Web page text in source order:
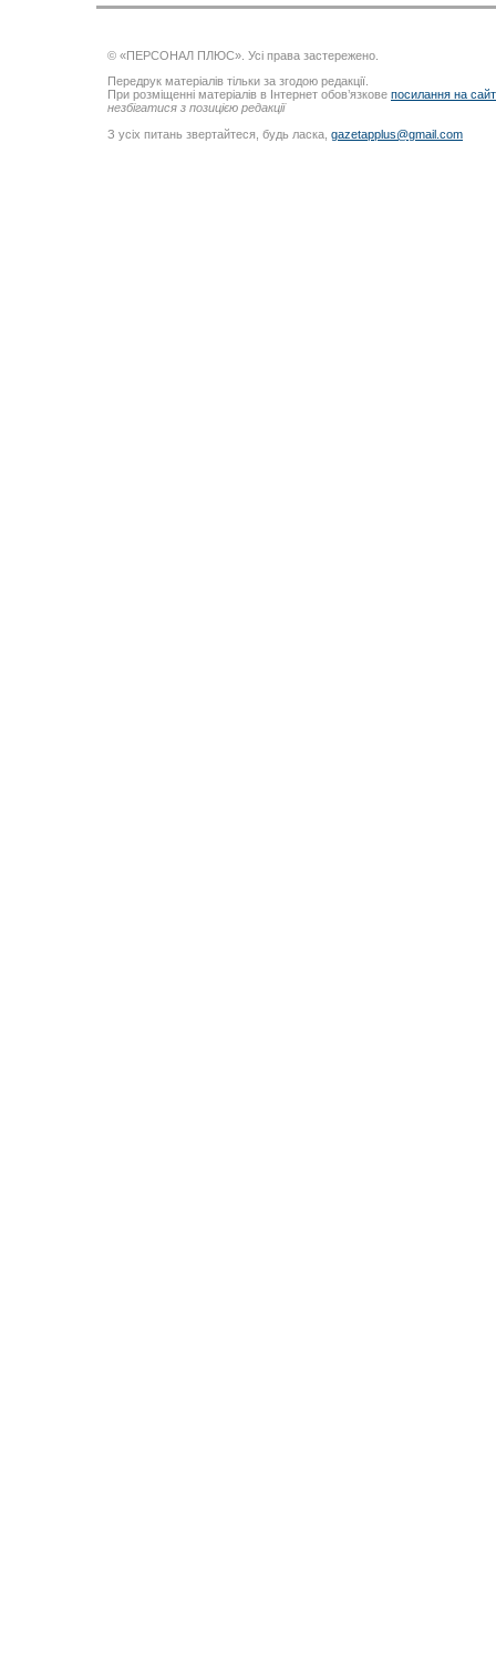
© «ПЕРСОНАЛ ПЛЮС». Усі права застережено.
Передрук матеріалів тільки за згодою редакції.
При розміщенні матеріалів в Інтернет обов’язкове посилання на
незбігатися з позицією редакції
З усіх питань звертайтеся, будь ласка, gazetapplus@gmail.com